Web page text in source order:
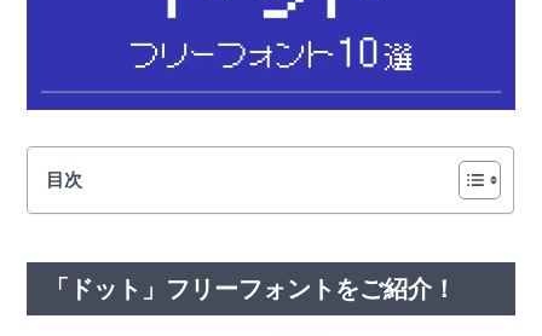
目次
「ドット」フリーフォントをご紹介！